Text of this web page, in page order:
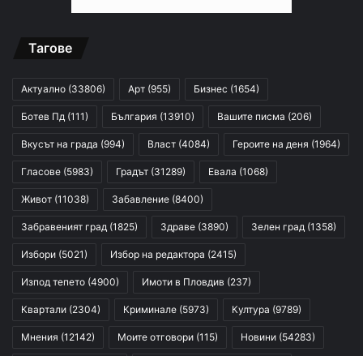
Тагове
Актуално (33806) Арт (955) Бизнес (1654)
Ботев Пд (111) България (13910) Вашите писма (206)
Вкусът на града (994) Власт (4084) Героите на деня (1964)
Гласове (5983) Градът (31289) Евала (1068)
Живот (11038) Забавление (8400)
Забравеният град (1825) Здраве (3890) Зелен град (1358)
Избори (5021) Избор на редактора (2415)
Изпод тепето (4900) Имоти в Пловдив (237)
Квартали (2304) Криминале (5973) Култура (9789)
Мнения (12142) Моите отговори (115) Новини (54283)